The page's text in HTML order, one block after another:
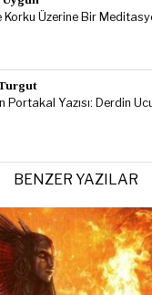
Korku Üzerine Bir
Portakal Yazısı: Derdin
BENZER YAZILAR